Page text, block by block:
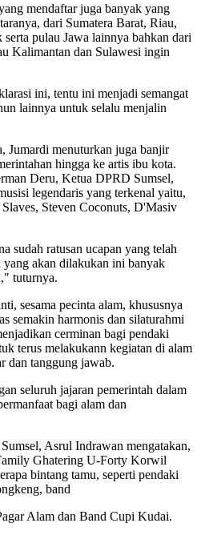
mendaftar juga banyak yang
dari Sumatera Barat, Riau,
pulau Jawa lainnya bahkan dari
Kalimantan dan Sulawesi ingin
ini, tentu ini menjadi semangat
lainnya untuk selalu menjalin
Jumardi menuturkan juga banjir
hingga ke artis ibu kota.
Deru, Ketua DPRD Sumsel,
legendaris yang terkenal yaitu,
Steven Coconuts, D'Masiv
sudah ratusan ucapan yang telah
akan dilakukan ini banyak
tuturnya.
sesama pecinta alam, khususnya
semakin harmonis dan silaturahmi
cerminan bagi pendaki
terus melakukann kegiatan di alam
dan tanggung jawab.
seluruh jajaran pemerintah dalam
bagi alam dan
Asrul Indrawan mengatakan,
Ghatering U-Forty Korwil
bintang tamu, seperti pendaki
band
Alam dan Band Cupi Kudai.